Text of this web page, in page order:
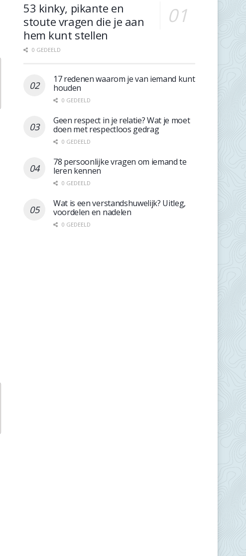
53 kinky, pikante en
stoute vragen die je aan
hem kunt stellen
0 GEDEELD
17 redenen waarom je van iemand kunt
houden
0 GEDEELD
Geen respect in je relatie? Wat je moet
doen met respectloos gedrag
0 GEDEELD
78 persoonlijke vragen om iemand te
leren kennen
0 GEDEELD
Wat is een verstandshuwelijk? Uitleg,
voordelen en nadelen
0 GEDEELD